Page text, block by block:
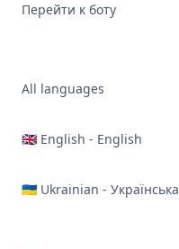
Перейти к боту
All languages
🇬🇧 English - English
🇺🇦 Ukrainian - Українська